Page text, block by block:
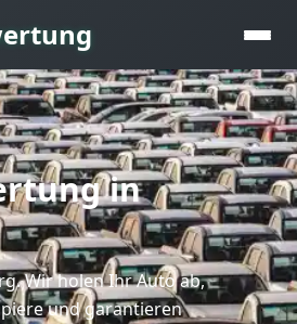
in
. Wir holen Ihr Auto ab,
und garantieren